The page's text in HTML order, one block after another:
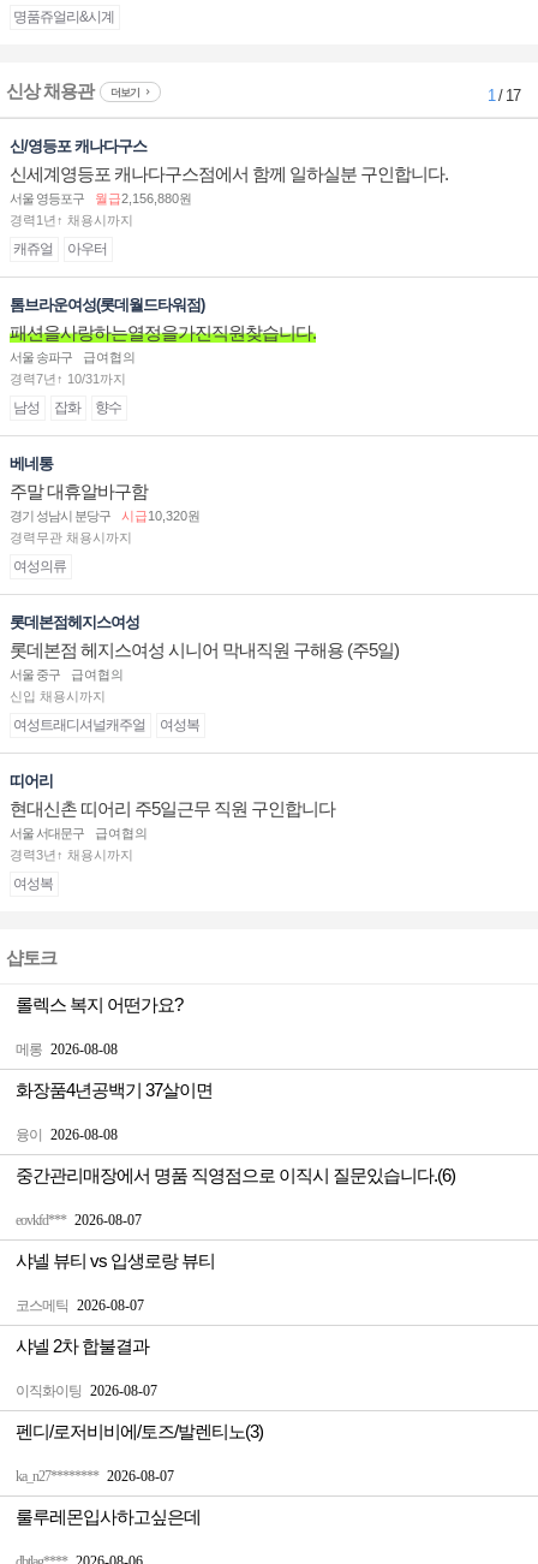
명품쥬얼리&시계
신상 채용관 더보기 1/ 17
신/영등포 캐나다구스
신세계영등포 캐나다구스점에서 함께 일하실분 구인합니다.
서울 영등포구 월급2,156,880원
경력1년↑ 채용시까지
캐쥬얼 아우터
톰브라운여성(롯데월드타워점)
패션을사랑하는열정을가진직원찾습니다.
서울 송파구
급여협의
경력7년↑ 10/31까지
남성 잡화 향수
베네통
주말 대휴알바구함
경기 성남시 분당구 시급10,320원
경력무관 채용시까지
여성의류
롯데본점헤지스여성
롯데본점 헤지스여성 시니어 막내직원 구해용 (주5일)
서울 중구
급여협의
신입 채용시까지
여성트래디셔널캐주얼 여성복
띠어리
현대신촌 띠어리 주5일근무 직원 구인합니다
서울 서대문구
급여협의
경력3년↑ 채용시까지
여성복
샵토크
메롱 2026-08-08
롤렉스 복지 어떤가요?
융이 2026-08-08
화장품4년공백기 37살이면
eovkfd*** 2026-08-07
중간관리매장에서 명품 직영점으로 이직시 질문있습니다.(6)
코스메틱 2026-08-07
샤넬 뷰티 vs 입생로랑 뷰티
이직화이팅 2026-08-07
샤넬 2차 합불결과
ka_n27******** 2026-08-07
펜디/로저비비에/토즈/발렌티노(3)
룰루레몬입사하고싶은데